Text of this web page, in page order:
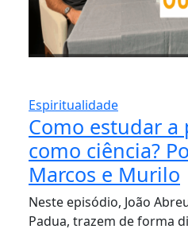
Espiritualidade
Como estudar
como ciência?
Marcos e Murilo
Neste episódio, João
Padua, trazem de forma